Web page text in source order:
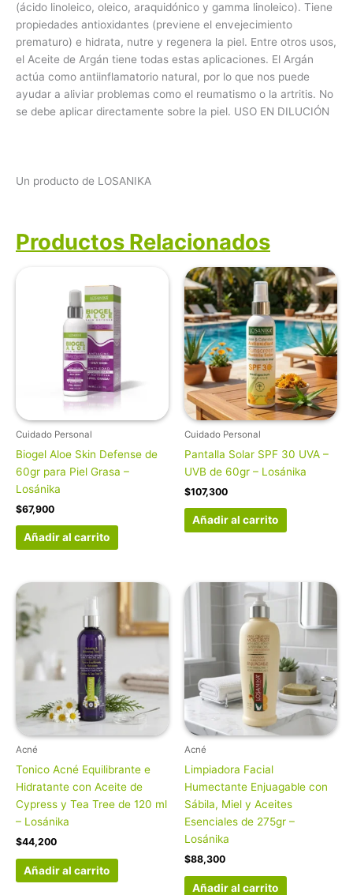
(ácido linoleico, oleico, araquidónico y gamma linoleico). Tiene
propiedades antioxidantes (previene el envejecimiento
prematuro) e hidrata, nutre y regenera la piel. Entre otros usos,
el Aceite de Argán tiene todas estas aplicaciones. El Argán
actúa como antiinflamatorio natural, por lo que nos puede
ayudar a aliviar problemas como el reumatismo o la artritis. No
se debe aplicar directamente sobre la piel. USO EN DILUCIÓN
Un producto de LOSANIKA
Productos Relacionados
Cuidado Personal
Biogel Aloe Skin Defense de
60gr para Piel Grasa –
Losánika
$67,900
Añadir al carrito
Cuidado Personal
Pantalla Solar SPF 30 UVA –
UVB de 60gr – Losánika
$107,300
Añadir al carrito
Acné
Tonico Acné Equilibrante e
Hidratante con Aceite de
Cypress y Tea Tree de 120 ml
– Losánika
$44,200
Añadir al carrito
Acné
Limpiadora Facial
Humectante Enjuagable con
Sábila, Miel y Aceites
Esenciales de 275gr –
Losánika
$88,300
Añadir al carrito